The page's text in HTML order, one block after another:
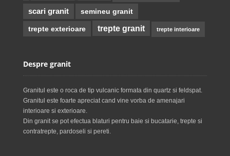
scari granit semineu granit
trepte exterioare trepte granit trepte interioare
Despre granit
Granitul este o roca de tip vulcanic formata din quartz si feldspat.
Granitul este foarte apreciat cand vine vorba de amenajari
interioare si exterioare.
Din granit se pot efectua blaturi pentru baie si bucatarie, trepte si
contratrepte, pardoseli si pereti.